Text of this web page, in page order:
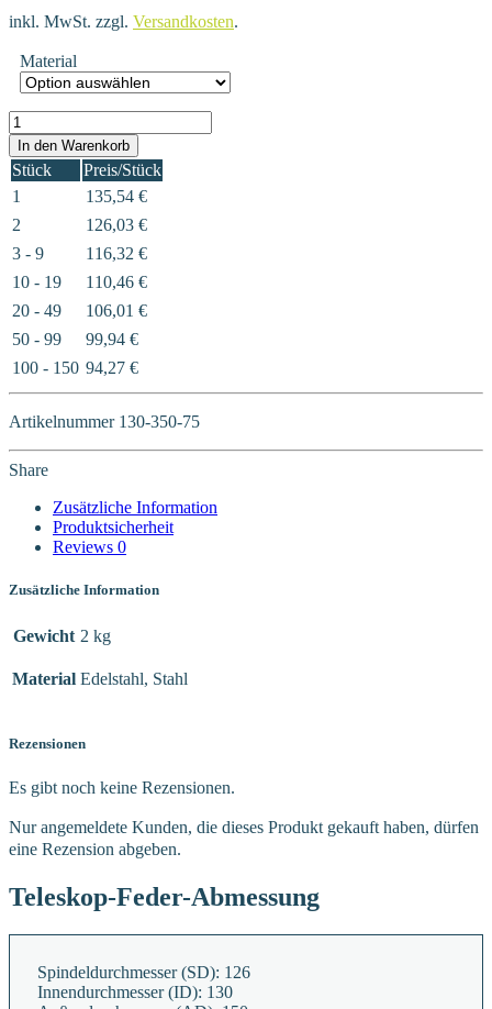
inkl. MwSt. zzgl. Versandkosten.
Material
130-350-75 Menge
In den Warenkorb
Stück
Preis/Stück
1
135,54 €
2
126,03 €
3 - 9
116,32 €
10 - 19
110,46 €
20 - 49
106,01 €
50 - 99
99,94 €
100 - 150 94,27 €
Artikelnummer 130-350-75
Share
Zusätzliche Information
Produktsicherheit
Reviews 0
Zusätzliche Information
Gewicht 2 kg
Material Edelstahl, Stahl
Rezensionen
Es gibt noch keine Rezensionen.
Nur angemeldete Kunden, die dieses Produkt gekauft haben, dürfen
eine Rezension abgeben.
Teleskop-Feder-Abmessung
Spindeldurchmesser (SD): 126
Innendurchmesser (ID): 130